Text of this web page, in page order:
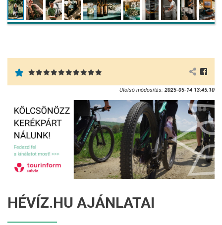
Utolsó módosítás: 2025-05-14 13:45:10
HÉVÍZ.HU AJÁNLATAI